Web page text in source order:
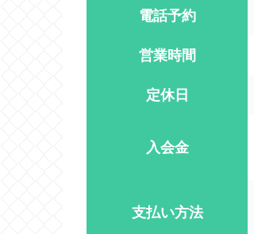
電話予約
営業時間
定休日
入会金
支払い方法